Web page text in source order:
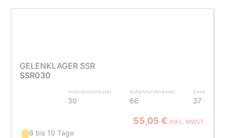
GELENKLAGER SSR
SSR030
Innendurchmesser
30
Außendurchmesser
66
Dicke
37
55,05 € INKL. MWST.
8 bis 10 Tage